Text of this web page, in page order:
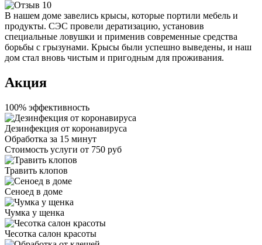
В нашем доме завелись крысы, которые портили мебель и
продукты. СЭС провели дератизацию, установив
специальные ловушки и применив современные средства
борьбы с грызунами. Крысы были успешно выведены, и наш
дом стал вновь чистым и пригодным для проживания.
Акция
100% эффективность
Дезинфекция от коронавируса
Обработка за 15 минут
Стоимость услуги от 750 руб
Травить клопов
Сеноед в доме
Чумка у щенка
Чесотка салон красоты